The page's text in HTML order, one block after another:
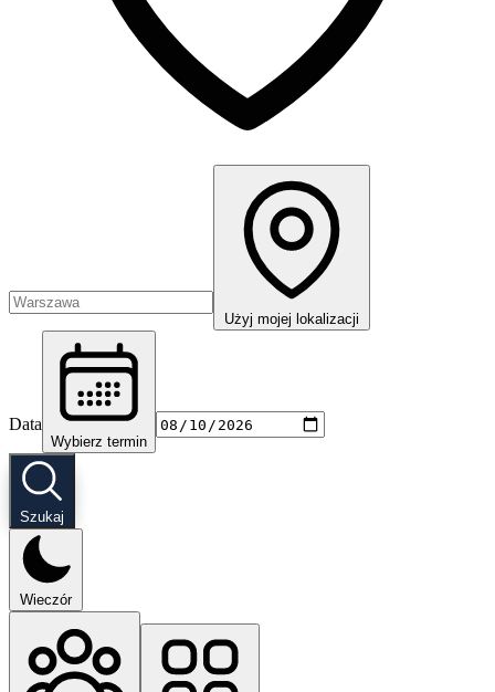
Użyj mojej lokalizacji
Data
Wybierz termin
Szukaj
Wieczór